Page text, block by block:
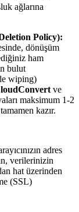
ağlarına
Policy):
dönüşüm
ham
bulut
wiping)
ve
maksimum 1-2
kazır.
adres
verilerinizin
hat üzerinden
(SSL)